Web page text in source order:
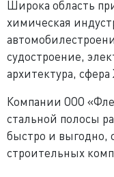
Широка область
химическая
судостроение,
архитектура,
Компании ООО
стальной полосы
быстро и выгодно,
строительных